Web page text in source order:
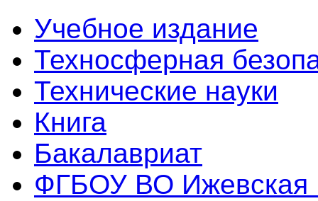
Учебное издание
Техносферная
Технические науки
Книга
Бакалавриат
ФГБОУ ВО Ижевская